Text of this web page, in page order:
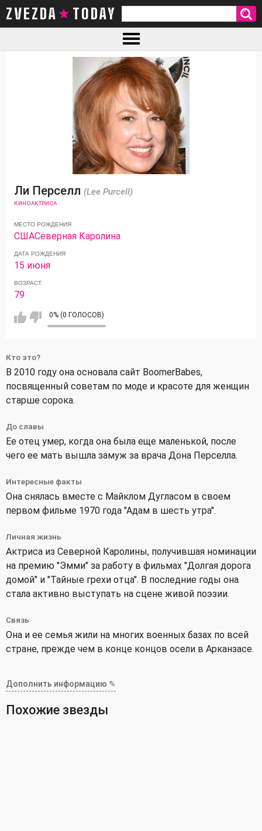
ZVEZDA TODAY
Ли Перселл (Lee Purcell)
КИНОАКТРИСА
МЕСТО РОЖДЕНИЯ
СШАСеверная Каролина
ДАТА РОЖДЕНИЯ
15 июня
ВОЗРАСТ
79
0% (0 ГОЛОСОВ)
Кто это?
В 2010 году она основала сайт BoomerBabes,
посвященный советам по моде и красоте для женщин
старше сорока.
До славы
Ее отец умер, когда она была еще маленькой, после
чего ее мать вышла замуж за врача Дона Перселла.
Интересные факты
Она снялась вместе с Майклом Дугласом в своем
первом фильме 1970 года "Адам в шесть утра".
Личная жизнь
Актриса из Северной Каролины, получившая номинации
на премию "Эмми" за работу в фильмах "Долгая дорога
домой" и "Тайные грехи отца". В последние годы она
стала активно выступать на сцене живой поэзии.
Связь
Она и ее семья жили на многих военных базах по всей
стране, прежде чем в конце концов осели в Арканзасе.
Дополнить информацию ✎
Похожие звезды